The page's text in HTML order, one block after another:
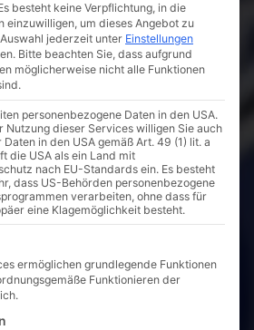
besteht keine Verpflichtung, in die
einzuwilligen, um dieses Angebot zu
jederzeit unter Einstellungen
Bitte beachten Sie, dass aufgrund
möglicherweise nicht alle Funktionen
personenbezogene Daten in den USA.
Nutzung dieser Services willigen Sie auch
in den USA gemäß Art. 49 (1) lit. a
die USA als ein Land mit
nach EU-Standards ein. Es besteht
dass US-Behörden personenbezogene
verarbeiten, ohne dass für
eine Klagemöglichkeit besteht.
der Service-Gruppen, für die eine
ermöglichen grundlegende Funktionen
Funktionieren der